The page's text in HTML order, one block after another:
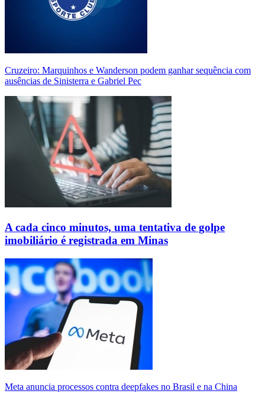
Cruzeiro: Marquinhos e Wanderson podem ganhar sequência com
ausências de Sinisterra e Gabriel Pec
A cada cinco minutos, uma tentativa de golpe
imobiliário é registrada em Minas
Meta anuncia processos contra deepfakes no Brasil e na China